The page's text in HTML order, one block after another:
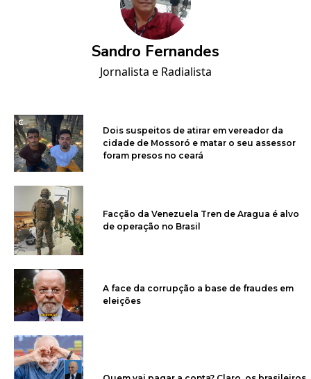
Sandro Fernandes
Jornalista e Radialista
Dois suspeitos de atirar em vereador da
cidade de Mossoró e matar o seu assessor
foram presos no ceará
Facção da Venezuela Tren de Aragua é alvo
de operação no Brasil
A face da corrupção a base de fraudes em
eleições